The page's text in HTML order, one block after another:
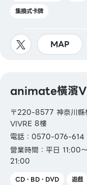
集換式卡牌
MAP
animate橫濱
〒220-8577 神奈川縣
VIVRE 8樓
電話：0570-076-614
營業時間：平日 11:00
21:00
CD・BD・DVD 遊戲